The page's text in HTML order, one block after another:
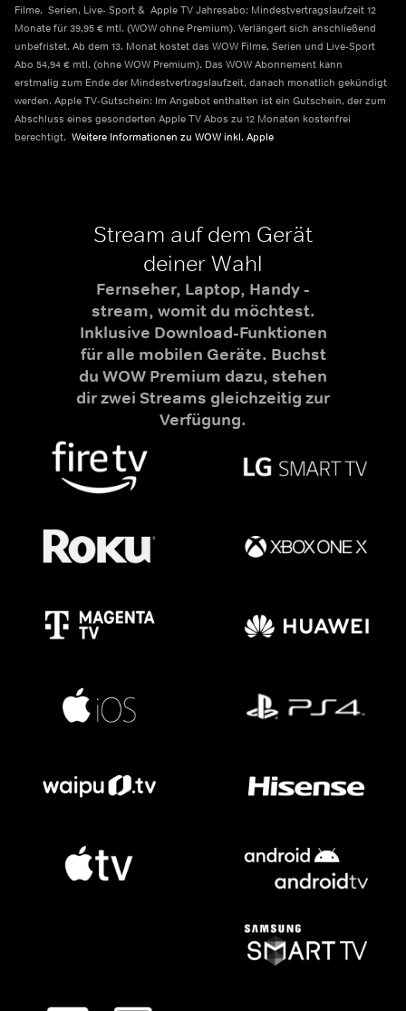
Filme,  Serien, Live- Sport &  Apple TV Jahresabo: Mindestvertragslaufzeit 12
Monate für 39,95 € mtl. (WOW ohne Premium). Verlängert sich anschließend
unbefristet. Ab dem 13. Monat kostet das WOW Filme, Serien und Live-Sport
Abo 54,94 € mtl. (ohne WOW Premium). Das WOW Abonnement kann
erstmalig zum Ende der Mindestvertragslaufzeit, danach monatlich gekündigt
werden. Apple TV-Gutschein: Im Angebot enthalten ist ein Gutschein, der zum
Abschluss eines gesonderten Apple TV Abos zu 12 Monaten kostenfrei
berechtigt. Weitere Informationen zu WOW inkl. Apple
Stream auf dem Gerät
deiner Wahl
Fernseher, Laptop, Handy -
stream, womit du möchtest.
Inklusive Download-Funktionen
für alle mobilen Geräte. Buchst
du WOW Premium dazu, stehen
dir zwei Streams gleichzeitig zur
Verfügung.